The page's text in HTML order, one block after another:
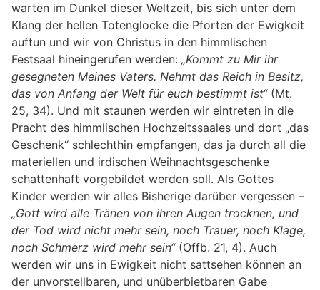
warten im Dunkel dieser Weltzeit, bis sich unter dem
Klang der hellen Totenglocke die Pforten der Ewigkeit
auftun und wir von Christus in den himmlischen
Festsaal hineingerufen werden: „Kommt zu Mir ihr
gesegneten Meines Vaters. Nehmt das Reich in Besitz,
das von Anfang der Welt für euch bestimmt ist“(Mt.
25, 34). Und mit staunen werden wir eintreten in die
Pracht des himmlischen Hochzeitssaales und dort „das
Geschenk“ schlechthin empfangen, das ja durch all die
materiellen und irdischen Weihnachtsgeschenke
schattenhaft vorgebildet werden soll. Als Gottes
Kinder werden wir alles Bisherige darüber vergessen –
„Gott wird alle Tränen von ihren Augen trocknen, und
der Tod wird nicht mehr sein, noch Trauer, noch Klage,
noch Schmerz wird mehr sein“(Offb. 21, 4). Auch
werden wir uns in Ewigkeit nicht sattsehen können an
der unvorstellbaren, und unüberbietbaren Gabe